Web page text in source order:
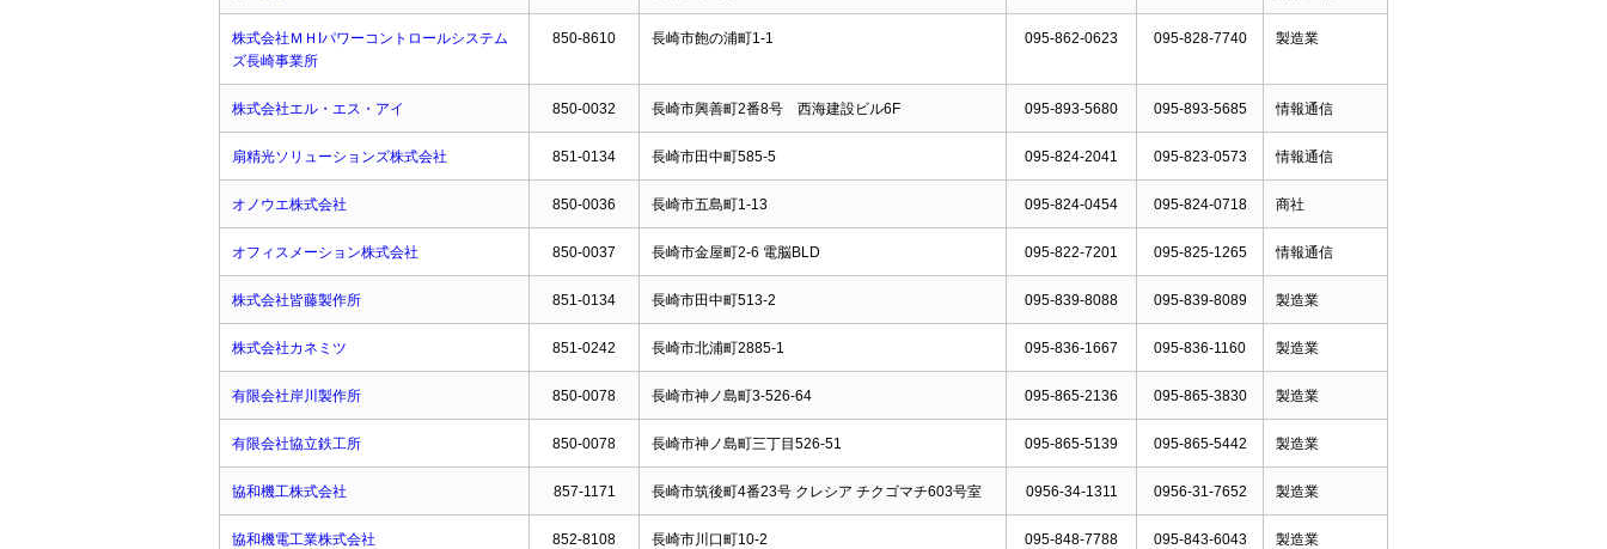
株式会社ＭＨIパワーコントロールシステム
ズ長崎事業所
850-8610 長崎市飽の浦町1-1 095-862-0623 095-828-7740 製造業
株式会社エル・エス・アイ 850-0032 長崎市興善町2番8号 西海建設ビル6F 095-893-5680 095-893-5685 情報通信
扇精光ソリューションズ株式会社 851-0134 長崎市田中町585-5 095-824-2041 095-823-0573 情報通信
オノウエ株式会社 850-0036 長崎市五島町1-13 095-824-0454 095-824-0718 商社
オフィスメーション株式会社 850-0037 長崎市金屋町2-6 電脳BLD 095-822-7201 095-825-1265 情報通信
株式会社皆藤製作所 851-0134 長崎市田中町513-2 095-839-8088 095-839-8089 製造業
株式会社カネミツ 851-0242 長崎市北浦町2885-1 095-836-1667 095-836-1160 製造業
有限会社岸川製作所 850-0078 長崎市神ノ島町3-526-64 095-865-2136 095-865-3830 製造業
有限会社協立鉄工所 850-0078 長崎市神ノ島町三丁目526-51 095-865-5139 095-865-5442 製造業
協和機工株式会社 857-1171 長崎市筑後町4番23号 クレシア チクゴマチ603号室 0956-34-1311 0956-31-7652 製造業
協和機電工業株式会社 852-8108 長崎市川口町10-2 095-848-7788 095-843-6043 製造業